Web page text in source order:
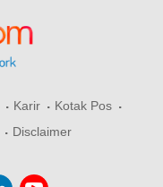
Karir
Kotak Pos
Disclaimer